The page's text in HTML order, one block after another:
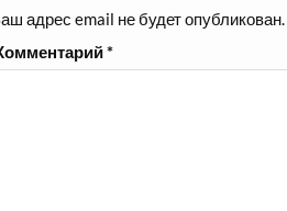
адрес email не будет опубликован.
*